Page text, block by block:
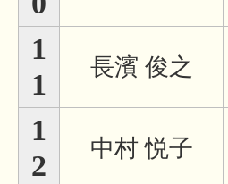
1
1
長濱 俊之
1
2
中村 悦子